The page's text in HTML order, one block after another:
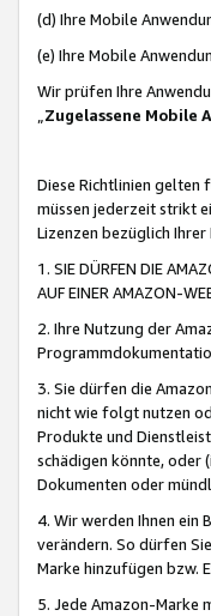
(d) Ihre Mobile
(e) Ihre Mobile
Wir prüfen Ihre
„Zugelassene Mobile
Diese Richtlinien gelten
müssen jederzeit strikt
Lizenzen bezüglich
1. SIE DÜRFEN DIE
AUF EINER AMAZON-
2. Ihre Nutzung der
3. Sie dürfen die
nicht wie folgt nutzen
Produkte und
schädigen könnte, oder
Dokumenten oder
4. Wir werden Ihnen ein
verändern. So dürfen
Marke hinzufügen bzw.
5. Jede Amazon-Marke